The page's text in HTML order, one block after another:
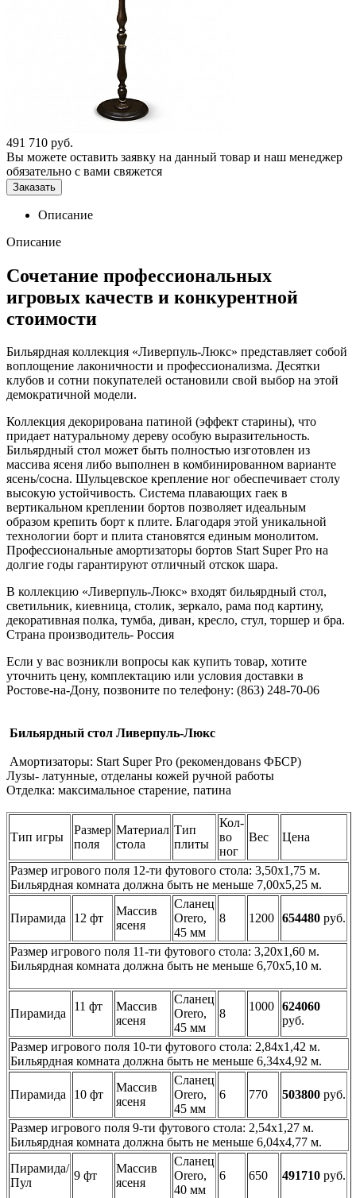
491 710 руб.
Вы можете оставить заявку на данный товар и наш менеджер
обязательно с вами свяжется
Заказать
Описание
Описание
Сочетание профессиональных
игровых качеств и конкурентной
стоимости
Бильярдная коллекция «Ливерпуль-Люкс» представляет собой
воплощение лаконичности и профессионализма. Десятки
клубов и сотни покупателей остановили свой выбор на этой
демократичной модели.
Коллекция декорирована патиной (эффект старины), что
придает натуральному дереву особую выразительность.
Бильярдный стол может быть полностью изготовлен из
массива ясеня либо выполнен в комбинированном варианте
ясень/сосна. Шульцевское крепление ног обеспечивает столу
высокую устойчивость. Система плавающих гаек в
вертикальном креплении бортов позволяет идеальным
образом крепить борт к плите. Благодаря этой уникальной
технологии борт и плита становятся единым монолитом.
Профессиональные амортизаторы бортов Start Super Pro на
долгие годы гарантируют отличный отскок шара.
В коллекцию «Ливерпуль-Люкс» входят бильярдный стол,
светильник, киевница, столик, зеркало, рама под картину,
декоративная полка, тумба, диван, кресло, стул, торшер и бра.
Страна производитель- Россия
Если у вас возникли вопросы как купить товар, хотите
уточнить цену, комплектацию или условия доставки в
Ростове-на-Дону, позвоните по телефону: (863) 248-70-06
Бильярдный стол Ливерпуль-Люкс
Амортизаторы: Start Super Pro (рекомендованs ФБСР)
Лузы- латунные, отделаны кожей ручной работы
Отделка: максимальное старение, патина
Тип игры
Размер
поля
Материал
стола
Тип
плиты
Кол-
во
ног
Вес Цена
Размер игрового поля 12-ти футового стола: 3,50х1,75 м.
Бильярдная комната должна быть не меньше 7,00х5,25 м.
Пирамида 12 фт
Массив
ясеня
Сланец
Orero,
45 мм
8 1200 654480 руб.
Размер игрового поля 11-ти футового стола: 3,20х1,60 м.
Бильярдная комната должна быть не меньше 6,70х5,10 м.
Пирамида
11 фт
Массив
ясеня
Сланец
Orero,
45 мм
8
1000 624060
руб.
Размер игрового поля 10-ти футового стола: 2,84х1,42 м.
Бильярдная комната должна быть не меньше 6,34х4,92 м.
Пирамида 10 фт
Массив
ясеня
Сланец
Orero,
45 мм
6 770 503800 руб.
Размер игрового поля 9-ти футового стола: 2,54х1,27 м.
Бильярдная комната должна быть не меньше 6,04х4,77 м.
Пирамида/
Пул
9 фт
Массив
ясеня
Сланец
Orero,
40 мм
6 650 491710 руб.